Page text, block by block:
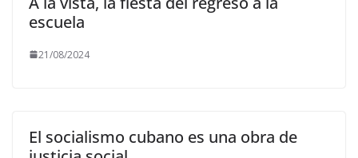
escuela
21/08/2024
El socialismo cubano es una obra de